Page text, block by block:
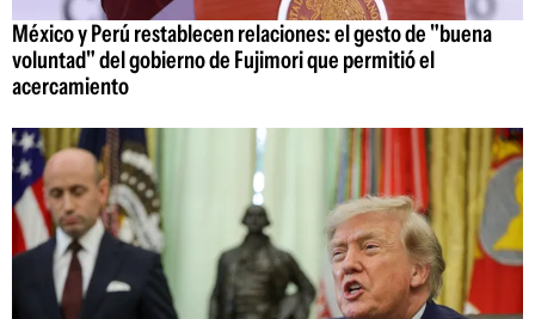
México y Perú restablecen relaciones: el gesto de "buena
voluntad" del gobierno de Fujimori que permitió el
acercamiento